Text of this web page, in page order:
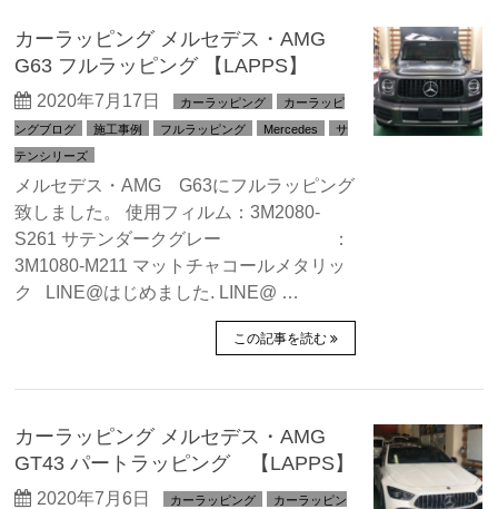
カーラッピング メルセデス・AMG
G63 フルラッピング 【LAPPS】
2020年7月17日 カーラッピング
カーラッピ
ングブログ
施工事例 フルラッピング Mercedes
サ
テンシリーズ
メルセデス・AMG G63にフルラッピング
致しました。 使用フィルム：3M2080-
S261 サテンダークグレー ：
3M1080-M211 マットチャコールメタリッ
ク LINE@はじめました. LINE@ …
この記事を読む
カーラッピング メルセデス・AMG
GT43 パートラッピング 【LAPPS】
2020年7月6日 カーラッピング
カーラッピン